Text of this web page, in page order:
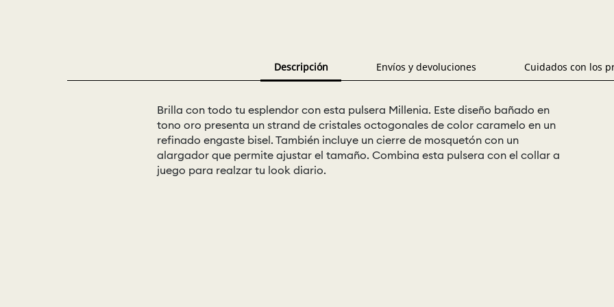
Descripción Envíos y devoluciones Cuidados con los
Brilla con todo tu esplendor con esta pulsera Millenia. Este diseño bañado en
tono oro presenta un strand de cristales octogonales de color caramelo en un
refinado engaste bisel. También incluye un cierre de mosquetón con un
alargador que permite ajustar el tamaño. Combina esta pulsera con el collar a
juego para realzar tu look diario.